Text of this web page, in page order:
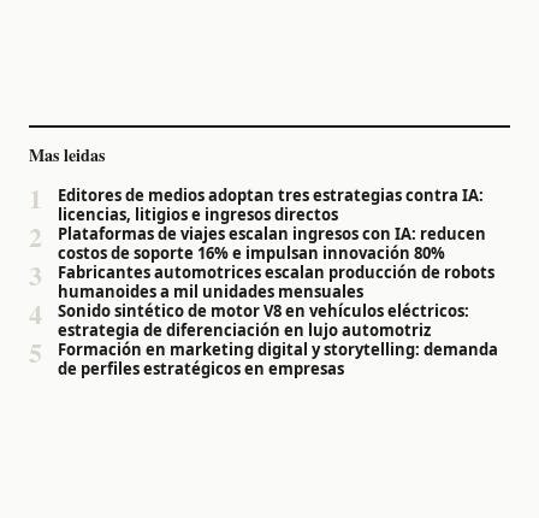
Mas leidas
1
Editores de medios adoptan tres estrategias contra IA:
licencias, litigios e ingresos directos
2
Plataformas de viajes escalan ingresos con IA: reducen
costos de soporte 16% e impulsan innovación 80%
3
Fabricantes automotrices escalan producción de robots
humanoides a mil unidades mensuales
4
Sonido sintético de motor V8 en vehículos eléctricos:
estrategia de diferenciación en lujo automotriz
5
Formación en marketing digital y storytelling: demanda
de perfiles estratégicos en empresas